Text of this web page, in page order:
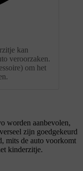
kan
veroorzaken.
om het
worden aanbevolen,
zijn goedgekeurd
mits de auto voorkomt
kinderzitje.